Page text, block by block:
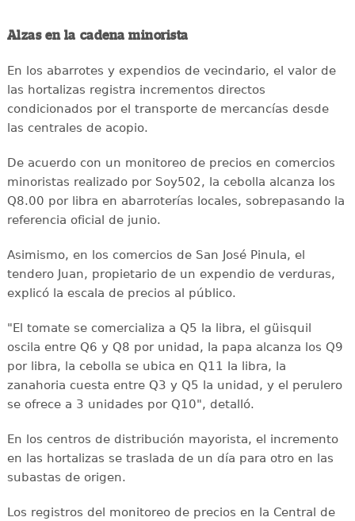
Alzas en la cadena minorista
En los abarrotes y expendios de vecindario, el valor de
las hortalizas registra incrementos directos
condicionados por el transporte de mercancías desde
las centrales de acopio.
De acuerdo con un monitoreo de precios en comercios
minoristas realizado por Soy502, la cebolla alcanza los
Q8.00 por libra en abarroterías locales, sobrepasando la
referencia oficial de junio.
Asimismo, en los comercios de San José Pinula, el
tendero Juan, propietario de un expendio de verduras,
explicó la escala de precios al público.
"El tomate se comercializa a Q5 la libra, el güisquil
oscila entre Q6 y Q8 por unidad, la papa alcanza los Q9
por libra, la cebolla se ubica en Q11 la libra, la
zanahoria cuesta entre Q3 y Q5 la unidad, y el perulero
se ofrece a 3 unidades por Q10", detalló.
En los centros de distribución mayorista, el incremento
en las hortalizas se traslada de un día para otro en las
subastas de origen.
Los registros del monitoreo de precios en la Central de